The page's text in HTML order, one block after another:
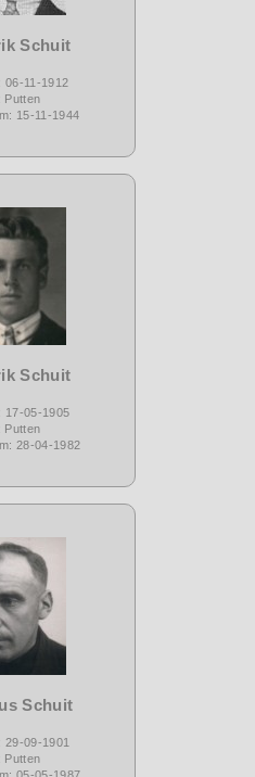
Schuit
06-11-1912
Putten
15-11-1944
Schuit
17-05-1905
Putten
28-04-1982
Schuit
29-09-1901
Putten